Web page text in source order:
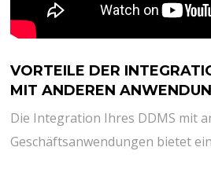
VORTEILE DER
MIT ANDEREN
Die Integration Ihres DDMS mit
Geschäftsanwendungen bietet